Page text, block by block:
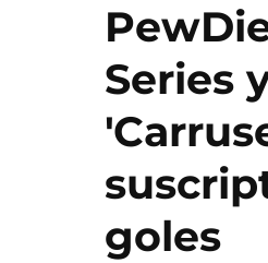
Series
goles